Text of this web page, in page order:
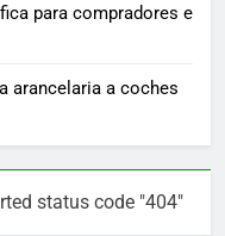
para compradores e
arancelaria a coches
status code "404"